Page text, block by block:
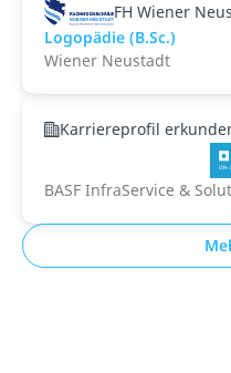
FH Wiener
Logopädie (B.Sc.)
Wiener Neustadt
Karriereprofil
BASF InfraService &